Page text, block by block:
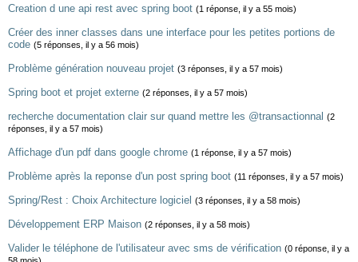
Creation d une api rest avec spring boot (1 réponse, il y a 55 mois)
Créer des inner classes dans une interface pour les petites portions de
code (5 réponses, il y a 56 mois)
Problème génération nouveau projet (3 réponses, il y a 57 mois)
Spring boot et projet externe (2 réponses, il y a 57 mois)
recherche documentation clair sur quand mettre les @transactionnal (2
réponses, il y a 57 mois)
Affichage d'un pdf dans google chrome (1 réponse, il y a 57 mois)
Problème après la reponse d'un post spring boot (11 réponses, il y a 57 mois)
Spring/Rest : Choix Architecture logiciel (3 réponses, il y a 58 mois)
Développement ERP Maison (2 réponses, il y a 58 mois)
Valider le téléphone de l'utilisateur avec sms de vérification (0 réponse, il y a